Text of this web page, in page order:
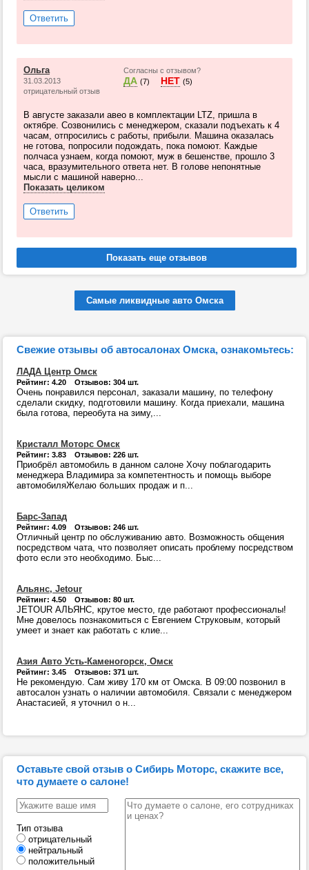
Ответить
Ольга
31.03.2013
отрицательный отзыв
Согласны с отзывом?
ДА (7) НЕТ (5)
В августе заказали авео в комплектации LTZ, пришла в
октябре. Созвонились с менеджером, сказали подъехать к 4
часам, отпросились с работы, прибыли. Машина оказалась
не готова, попросили подождать, пока помоют. Каждые
полчаса узнаем, когда помоют, муж в бешенстве, прошло 3
часа, вразумительного ответа нет. В голове непонятные
мысли с машиной наверно...
Показать целиком
Ответить
Самые ликвидные авто Омска
Свежие отзывы об автосалонах Омска, ознакомьтесь:
ЛАДА Центр Омск
Рейтинг: 4.20 Отзывов: 304 шт.
Очень понравился персонал, заказали машину, по телефону
сделали скидку, подготовили машину. Когда приехали, машина
была готова, переобута на зиму,...
Кристалл Моторс Омск
Рейтинг: 3.83 Отзывов: 226 шт.
Приобрёл автомобиль в данном салоне Хочу поблагодарить
менеджера Владимира за компетентность и помощь выборе
автомобиляЖелаю больших продаж и п...
Барс-Запад
Рейтинг: 4.09 Отзывов: 246 шт.
Отличный центр по обслуживанию авто. Возможность общения
посредством чата, что позволяет описать проблему посредством
фото если это необходимо. Быс...
Альянс, Jetour
Рейтинг: 4.50 Отзывов: 80 шт.
JETOUR АЛЬЯНС, крутое место, где работают профессионалы!
Мне довелось познакомиться с Евгением Струковым, который
умеет и знает как работать с клие...
Азия Авто Усть-Каменогорск, Омск
Рейтинг: 3.45 Отзывов: 371 шт.
Не рекомендую. Сам живу 170 км от Омска. В 09:00 позвонил в
автосалон узнать о наличии автомобиля. Связали с менеджером
Анастасией, я уточнил о н...
Оставьте свой отзыв о Сибирь Моторс, скажите все,
что думаете о салоне!
Тип отзыва
отрицательный
нейтральный
положительный